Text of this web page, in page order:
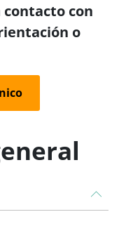
contacto con
o